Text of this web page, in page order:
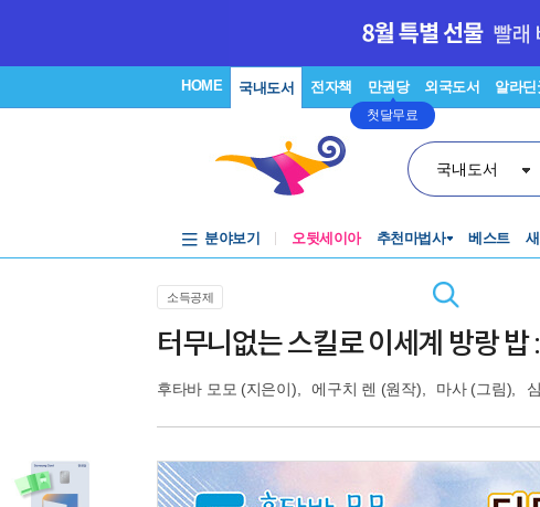
HOME 국내도서 전자책 만권당
첫달무료
외국도서 알라딘
국내도서
분야보기 오뒷세이아 추천마법사 베스트
소득공제
터무니없는 스킬로 이세계 방랑 밥
후타바 모모 (지은이), 에구치 렌 (원작), 마사(그림),